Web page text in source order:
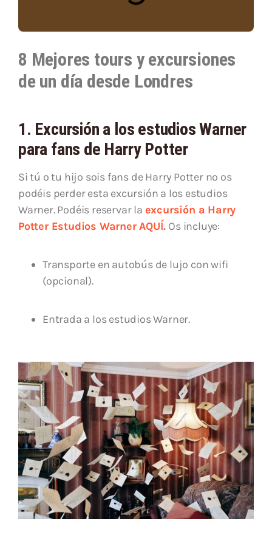
8 Mejores tours y excursiones
de un día desde Londres
1. Excursión a los estudios Warner
para fans de Harry Potter
Si tú o tu hijo sois fans de Harry Potter no os
podéis perder esta excursión a los estudios
Warner. Podéis reservar la excursión a Harry
Potter Estudios Warner AQUÍ. Os incluye:
Transporte en autobús de lujo con wifi
(opcional).
Entrada a los estudios Warner.